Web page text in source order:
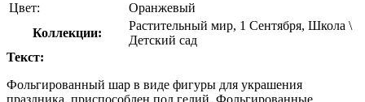
Цвет:
Оранжевый
Коллекции:
Растительный мир, 1 Сентября, Школа \
Детский сад
Текст:
Фольгированный шар в виде фигуры для украшения